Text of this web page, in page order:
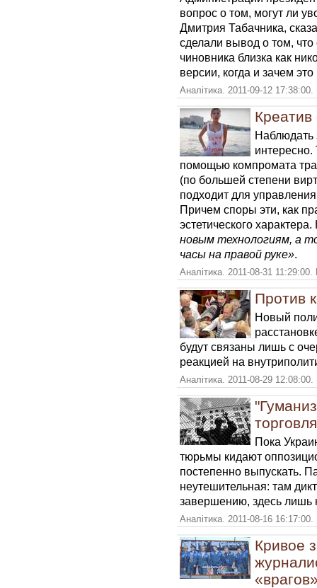
вопрос о том, могут ли
Дмитрия Табачника,
сделали вывод о том, что
чиновника близка как
версии, когда и зачем
Аналітика. 2011-09-12
Креатив
Наблюдать
интересно.
помощью компромата
(по большей степени
подходит для
Причем споры эти, как
эстетического
новым технологиям, а
часы на правой руке».
Аналітика. 2011-08-31
Против
Новый
будут связаны лишь с
реакцией на
Аналітика. 2011-08-29
Пока
тюрьмы кидают
постепенно выпускать.
неутешительная: там
завершению, здесь лишь
Аналітика. 2011-08-16
Кривое